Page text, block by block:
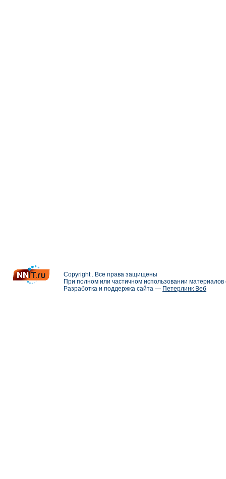
Copyright . Все права защищены
При полном или частичном использовании
Разработка и поддержка сайта — Петерлинк Веб